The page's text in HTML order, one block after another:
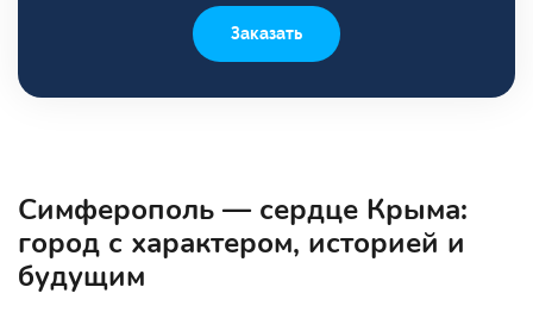
Заказать
Симферополь — сердце Крыма:
город с характером, историей и
будущим